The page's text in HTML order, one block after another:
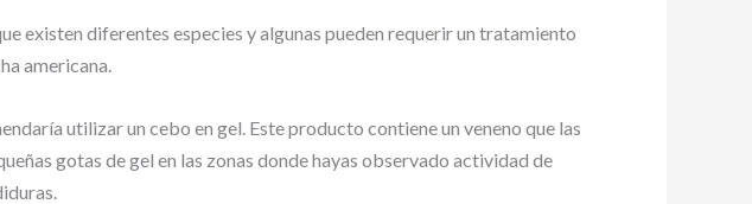
existen diferentes especies y algunas pueden requerir un tratamiento
americana.
utilizar un cebo en gel. Este producto contiene un veneno que las
gotas de gel en las zonas donde hayas observado actividad de